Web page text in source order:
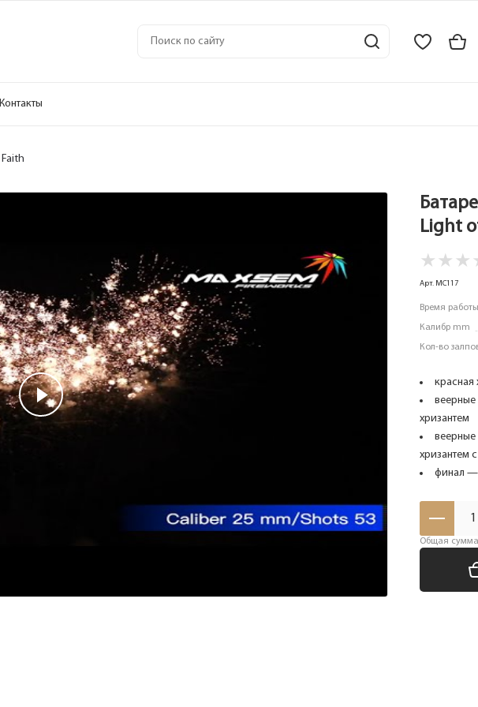
Контакты
Light
★ ★ ★
Арт. MC117
Время
Калибр mm
Кол-во
красная
веерные
хризантем
веерные
хризантем
финал —
1
Общая сумма